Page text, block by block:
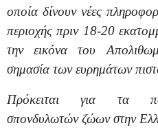
οποία δίνουν νέες
περιοχής πριν 18-20
την εικόνα του
σημασία των ευρημάτων
Πρόκειται για τα
σπονδυλωτών ζώων στην